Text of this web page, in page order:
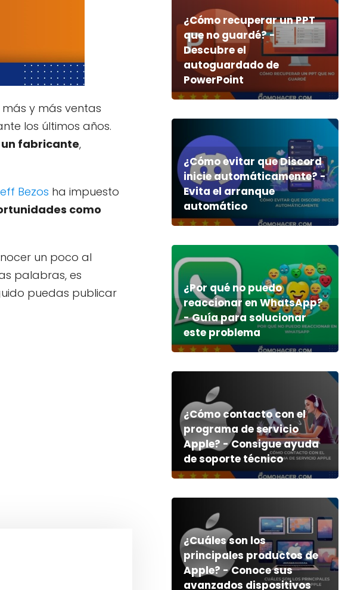
y más ventas
los últimos años.
fabricante,
Bezos ha impuesto
como
un poco al
palabras, es
puedas publicar
¿Cómo recuperar un PPT
que no guardé? -
Descubre el
autoguardado de
PowerPoint
¿Cómo evitar que Discord
inicie automáticamente? -
Evita el arranque
automático
¿Por qué no puedo
reaccionar en WhatsApp?
- Guía para solucionar
este problema
¿Cómo contacto con el
programa de servicio
Apple? - Consigue ayuda
de soporte técnico
¿Cuáles son los
principales productos de
Apple? - Conoce sus
avanzados dispositivos